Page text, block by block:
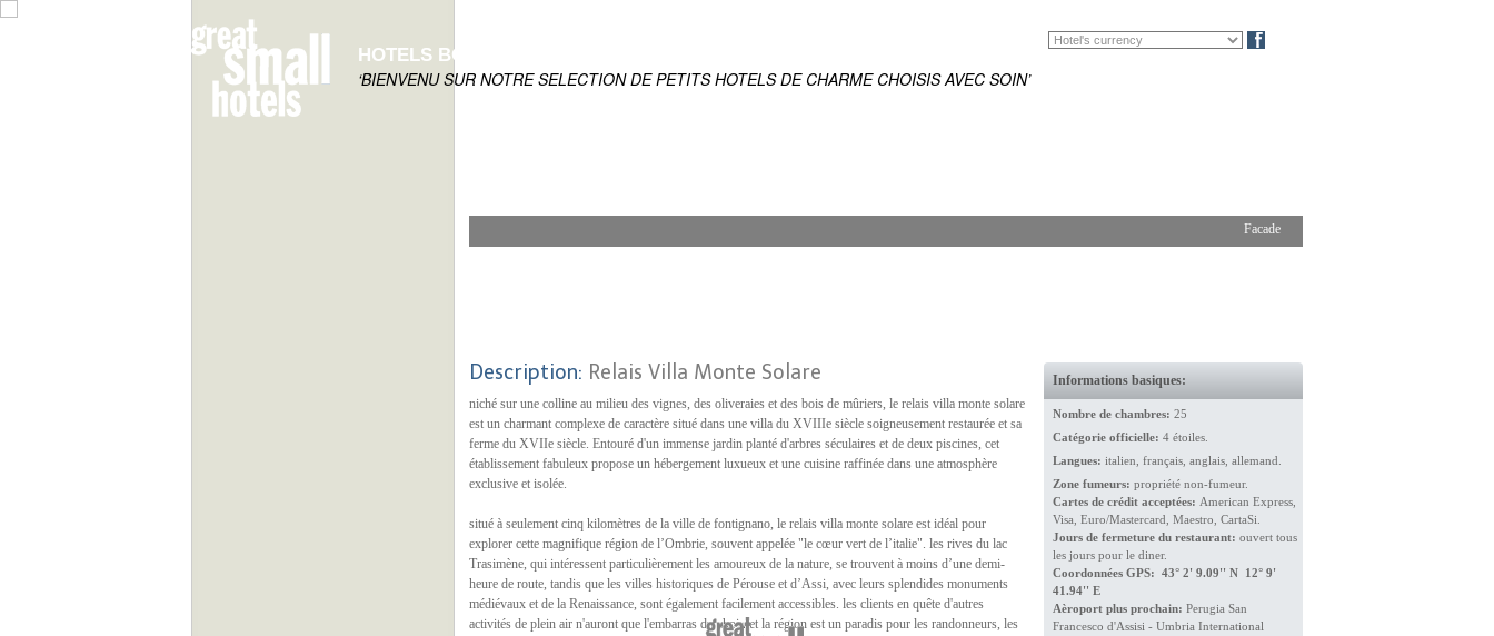
HOTELS BOUTIQUE DU MONDE
‘BIENVENU SUR NOTRE SELECTION DE PETITS HOTELS DE CHARME CHOISIS AVEC SOIN’
Facade
Description: Relais Villa Monte Solare
niché sur une colline au milieu des vignes, des oliveraies et des bois de mûriers, le relais villa monte solare
est un charmant complexe de caractère situé dans une villa du XVIIIe siècle soigneusement restaurée et sa
ferme du XVIIe siècle. Entouré d'un immense jardin planté d'arbres séculaires et de deux piscines, cet
établissement fabuleux propose un hébergement luxueux et une cuisine raffinée dans une atmosphère
exclusive et isolée.
situé à seulement cinq kilomètres de la ville de fontignano, le relais villa monte solare est idéal pour
explorer cette magnifique région de l’Ombrie, souvent appelée "le cœur vert de l’italie". les rives du lac
Trasimène, qui intéressent particulièrement les amoureux de la nature, se trouvent à moins d’une demi-
heure de route, tandis que les villes historiques de Pérouse et d’Assi, avec leurs splendides monuments
médiévaux et de la Renaissance, sont également facilement accessibles. les clients en quête d'autres
activités de plein air n'auront que l'embarras du choix et la région est un paradis pour les randonneurs, les
Informations basiques:
Nombre de chambres: 25
Catégorie officielle: 4 étoiles.
Langues: italien, français, anglais, allemand.
Zone fumeurs: propriété non-fumeur.
Cartes de crédit acceptées: American Express,
Visa, Euro/Mastercard, Maestro, CartaSi.
Jours de fermeture du restaurant: ouvert tous
les jours pour le diner.
Coordonnées GPS: 43° 2' 9.09'' N 12° 9'
41.94'' E
Aèroport plus prochain: Perugia San
Francesco d'Assisi - Umbria International